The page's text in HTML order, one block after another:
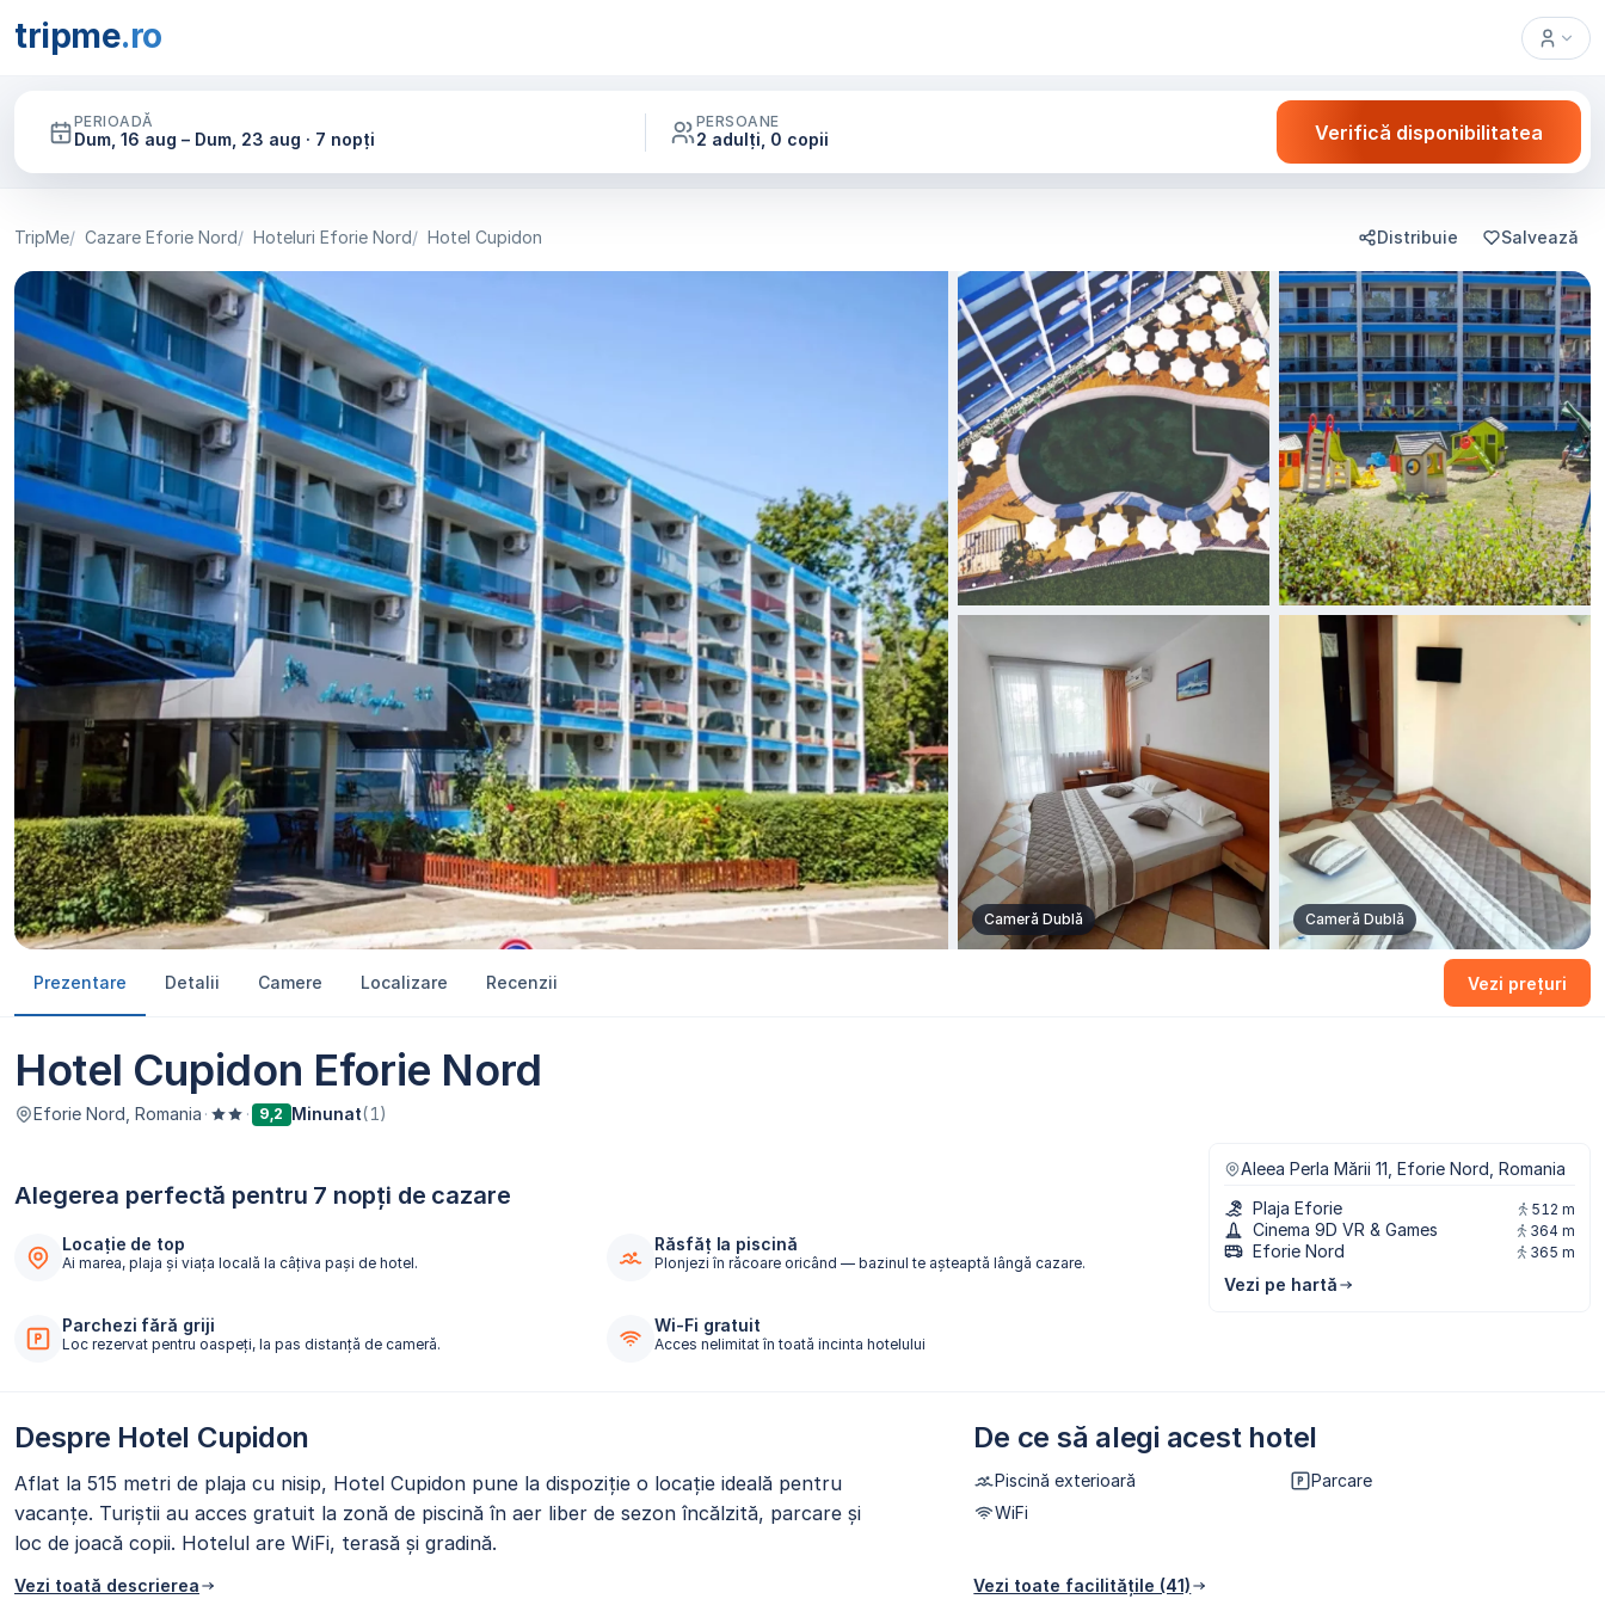
tripme.ro
PERIOADĂ
Dum, 16 aug – Dum, 23 aug · 7 nopți
PERSOANE
2 adulți, 0 copii Verifică disponibilitatea
TripMe Cazare Eforie Nord Hoteluri Eforie Nord Hotel Cupidon Distribuie Salvează
Cameră Dublă Cameră Dublă
Prezentare Detalii Camere Localizare Recenzii Vezi prețuri
Hotel Cupidon Eforie Nord
Eforie Nord, Romania · · 9,2 Minunat(1)
Alegerea perfectă pentru 7 nopți de cazare
Locație de top
Ai marea, plaja și viața locală la câțiva pași de hotel.
Răsfăț la piscină
Plonjezi în răcoare oricând — bazinul te așteaptă lângă cazare.
Parchezi fără griji
Loc rezervat pentru oaspeți, la pas distanță de cameră.
Wi-Fi gratuit
Acces nelimitat în toată incinta hotelului
Aleea Perla Mării 11, Eforie Nord, Romania
Plaja Eforie
512 m
Cinema 9D VR & Games 364 m
Eforie Nord 365 m
Vezi pe hartă
Despre Hotel Cupidon
Aflat la 515 metri de plaja cu nisip, Hotel Cupidon pune la dispoziție o locație ideală pentru
vacanțe. Turiștii au acces gratuit la zonă de piscină în aer liber de sezon încălzită, parcare și
loc de joacă copii. Hotelul are WiFi, terasă și gradină.
Vezi toată descrierea
De ce să alegi acest hotel
Piscină exterioară
Parcare
WiFi
Vezi toate facilitățile (41)